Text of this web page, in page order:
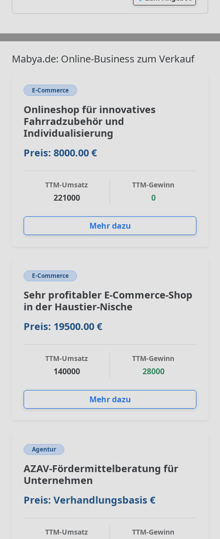
Mabya.de: Online-Business zum Verkauf
E-Commerce
Onlineshop für innovatives
Fahrradzubehör und
Individualisierung
Preis: 8000.00 €
TTM-Umsatz
221000
TTM-Gewinn
0
Mehr dazu
E-Commerce
Sehr profitabler E-Commerce-Shop
in der Haustier-Nische
Preis: 19500.00 €
TTM-Umsatz
140000
TTM-Gewinn
28000
Mehr dazu
Agentur
AZAV-Fördermittelberatung für
Unternehmen
Preis: Verhandlungsbasis €
TTM-Umsatz TTM-Gewinn